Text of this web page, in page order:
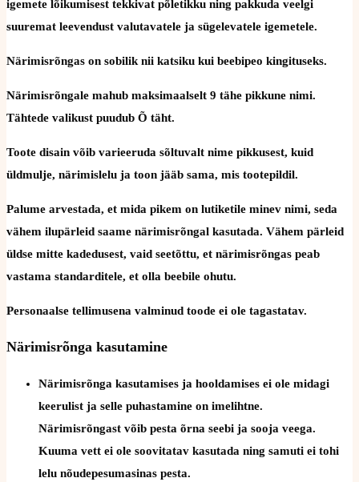
igemete lõikumisest tekkivat põletikku ning pakkuda veelgi
suuremat leevendust valutavatele ja sügelevatele igemetele.
Närimisrõngas on sobilik nii katsiku kui beebipeo kingituseks.
Närimisrõngale mahub maksimaalselt 9 tähe pikkune nimi.
Tähtede valikust puudub Õ täht.
Toote disain võib varieeruda sõltuvalt nime pikkusest, kuid
üldmulje, närimislelu ja toon jääb sama, mis tootepildil.
Palume arvestada, et mida pikem on lutiketile minev nimi, seda
vähem ilupärleid saame närimisrõngal kasutada. Vähem pärleid
üldse mitte kadedusest, vaid seetõttu, et närimisrõngas peab
vastama standarditele, et olla beebile ohutu.
Personaalse tellimusena valminud toode ei ole tagastatav.
Närimisrõnga kasutamine
Närimisrõnga kasutamises ja hooldamises ei ole midagi
keerulist ja selle puhastamine on imelihtne.
Närimisrõngast võib pesta õrna seebi ja sooja veega.
Kuuma vett ei ole soovitatav kasutada ning samuti ei tohi
lelu nõudepesumasinas pesta.